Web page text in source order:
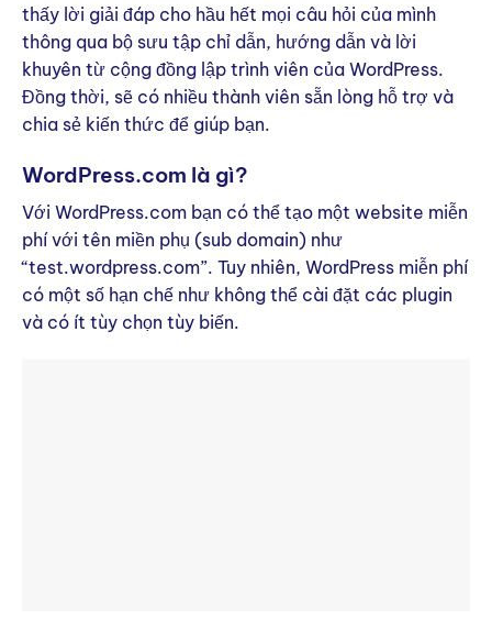
thấy lời giải đáp cho hầu hết mọi câu hỏi của mình
thông qua bộ sưu tập chỉ dẫn, hướng dẫn và lời
khuyên từ cộng đồng lập trình viên của WordPress.
Đồng thời, sẽ có nhiều thành viên sẵn lòng hỗ trợ và
chia sẻ kiến thức để giúp bạn.
WordPress.com là gì?
Với WordPress.com bạn có thể tạo một website miễn
phí với tên miền phụ (sub domain) như
“test.wordpress.com”. Tuy nhiên, WordPress miễn phí
có một số hạn chế như không thể cài đặt các plugin
và có ít tùy chọn tùy biến.